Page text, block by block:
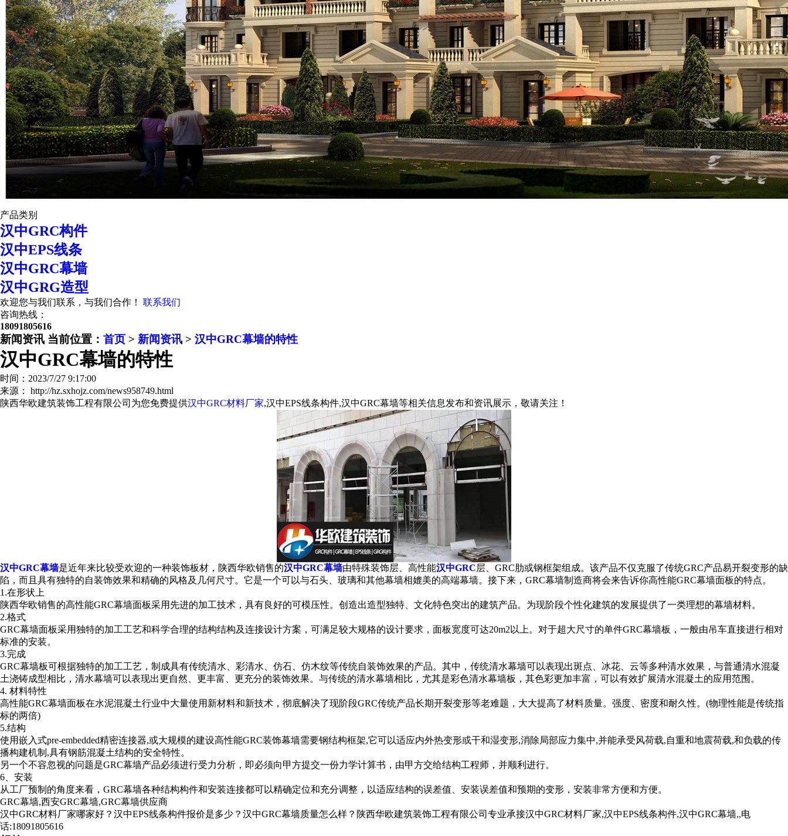
产品类别
汉中GRC构件
汉中EPS线条
汉中GRC幕墙
汉中GRG造型
欢迎您与我们联系，与我们合作！
联系我们
咨询热线：
18091805616
新闻资讯 当前位置： 首页 > 新闻资讯 > 汉中GRC幕墙的特性
汉中GRC幕墙的特性
时间：2023/7/27 9:17:00
来源： http://hz.sxhojz.com/news958749.html
陕西华欧建筑装饰工程有限公司为您免费提供汉中GRC材料厂家,汉中EPS线条构件,汉中GRC幕墙等相关信息发布和资讯展示，敬请关注！
汉中GRC幕墙是近年来比较受欢迎的一种装饰板材，陕西华欧销售的汉中GRC幕墙由特殊装饰层、高性能汉中GRC层、GRC肋或钢框架组成。该产品不仅克服了传统GRC产品易开裂变形的缺
陷，而且具有独特的自装饰效果和精确的风格及几何尺寸。它是一个可以与石头、玻璃和其他幕墙相媲美的高端幕墙。接下来，GRC幕墙制造商将会来告诉你高性能GRC幕墙面板的特点。
1.在形状上
陕西华欧销售的高性能GRC幕墙面板采用先进的加工技术，具有良好的可模压性。创造出造型独特、文化特色突出的建筑产品。为现阶段个性化建筑的发展提供了一类理想的幕墙材料。
2.格式
GRC幕墙面板采用独特的加工工艺和科学合理的结构结构及连接设计方案，可满足较大规格的设计要求，面板宽度可达20m2以上。对于超大尺寸的单件GRC幕墙板，一般由吊车直接进行相对
标准的安装。
3.完成
GRC幕墙板可根据独特的加工工艺，制成具有传统清水、彩清水、仿石、仿木纹等传统自装饰效果的产品。其中，传统清水幕墙可以表现出斑点、冰花、云等多种清水效果，与普通清水混凝
土浇铸成型相比，清水幕墙可以表现出更自然、更丰富、更充分的装饰效果。与传统的清水幕墙相比，尤其是彩色清水幕墙板，其色彩更加丰富，可以有效扩展清水混凝土的应用范围。
4. 材料特性
高性能GRC幕墙面板在水泥混凝土行业中大量使用新材料和新技术，彻底解决了现阶段GRC传统产品长期开裂变形等老难题，大大提高了材料质量。强度、密度和耐久性。(物理性能是传统指
标的两倍)
5.结构
使用嵌入式pre-embedded精密连接器,或大规模的建设高性能GRC装饰幕墙需要钢结构框架,它可以适应内外热变形或干和湿变形,消除局部应力集中,并能承受风荷载,自重和地震荷载,和负载的传
播构建机制,具有钢筋混凝土结构的安全特性。
另一个不容忽视的问题是GRC幕墙产品必须进行受力分析，即必须向甲方提交一份力学计算书，由甲方交给结构工程师，并顺利进行。
6、安装
从工厂预制的角度来看，GRC幕墙各种结构构件和安装连接都可以精确定位和充分调整，以适应结构的误差值、安装误差值和预期的变形，安装非常方便和方便。
GRC幕墙,西安GRC幕墙,GRC幕墙供应商
汉中GRC材料厂家哪家好？汉中EPS线条构件报价是多少？汉中GRC幕墙质量怎么样？陕西华欧建筑装饰工程有限公司专业承接汉中GRC材料厂家,汉中EPS线条构件,汉中GRC幕墙,,电
话:18091805616